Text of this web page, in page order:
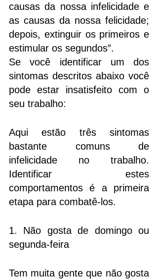
causas da nossa infelicidade e
as causas da nossa felicidade;
depois, extinguir os primeiros e
estimular os segundos”.
Se você identificar um dos
sintomas descritos abaixo você
pode estar insatisfeito com o
seu trabalho:
Aqui estão três sintomas
bastante comuns de
infelicidade no trabalho.
Identificar estes
comportamentos é a primeira
etapa para combatê-los.
1. Não gosta de domingo ou
segunda-feira
Tem muita gente que não gosta